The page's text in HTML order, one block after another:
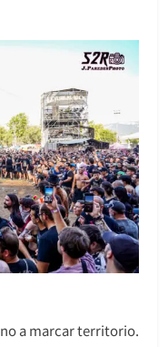
a marcar territorio.